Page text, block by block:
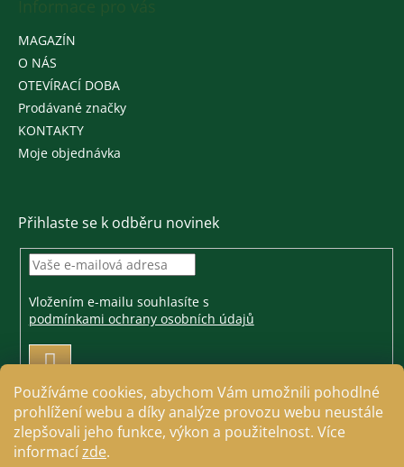
Používáme cookies, abychom Vám umožnili pohodlné
prohlížení webu a díky analýze provozu webu neustále
zlepšovali jeho funkce, výkon a použitelnost. Více
informacízde.
MAGAZÍN
O NÁS
OTEVÍRACÍ DOBA
Prodávané značky
KONTAKTY
Moje objednávka
Přihlaste se k odběru novinek
Vložením e-mailu souhlasíte s
podmínkami ochrany osobních údajů
PŘIHLÁSIT